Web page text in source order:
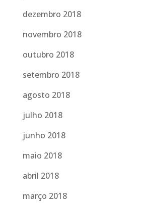
dezembro 2018
novembro 2018
outubro 2018
setembro 2018
agosto 2018
julho 2018
junho 2018
maio 2018
abril 2018
março 2018